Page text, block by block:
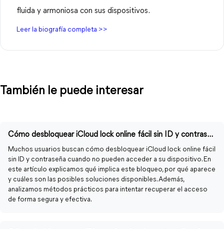
fluida y armoniosa con sus dispositivos.
Leer la biografía completa >>
También le puede interesar
Cómo desbloquear iCloud lock online fácil sin ID y contraseña
Muchos usuarios buscan cómo desbloquear iCloud lock online fácil
sin ID y contraseña cuando no pueden acceder a su dispositivo. En
este artículo explicamos qué implica este bloqueo, por qué aparece
y cuáles son las posibles soluciones disponibles. Además,
analizamos métodos prácticos para intentar recuperar el acceso
de forma segura y efectiva.